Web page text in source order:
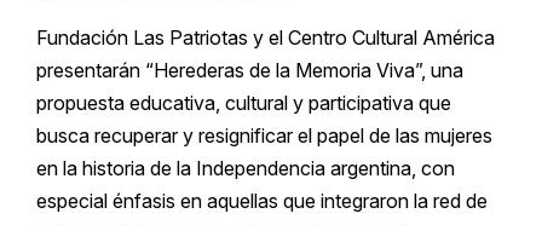
Fundación Las Patriotas y el Centro Cultural América
presentarán “Herederas de la Memoria Viva”, una
propuesta educativa, cultural y participativa que
busca recuperar y resignificar el papel de las mujeres
en la historia de la Independencia argentina, con
especial énfasis en aquellas que integraron la red de